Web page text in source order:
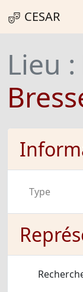
CESAR
Lieu :
Type